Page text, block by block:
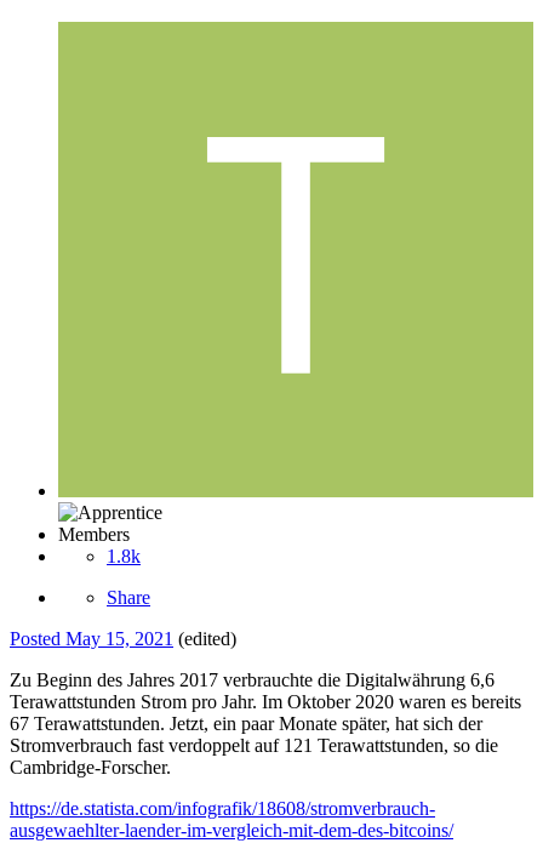
Members
1.8k
Share
Posted May 15, 2021 (edited)
Zu Beginn des Jahres 2017 verbrauchte die Digitalwährung 6,6
Terawattstunden Strom pro Jahr. Im Oktober 2020 waren es bereits
67 Terawattstunden. Jetzt, ein paar Monate später, hat sich der
Stromverbrauch fast verdoppelt auf 121 Terawattstunden, so die
Cambridge-Forscher.
https://de.statista.com/infografik/18608/stromverbrauch-
ausgewaehlter-laender-im-vergleich-mit-dem-des-bitcoins/